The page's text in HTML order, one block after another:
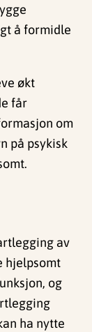
å formidle
økt
får
om
på psykisk
av
hjelpsomt
og
ha nytte